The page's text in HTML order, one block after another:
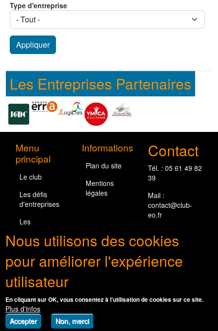
Nous utilisons des cookies
pour améliorer l'expérience
utilisateur
En cliquant sur OK, vous consentez à l'utilisation de cookies sur ce site.
Plus d'infos
Accepter
Non, merci
Type d'entreprise
Les Entreprises Partenaires
Menu
principal
Le club
Les défis
d'entreprises
Les
adhérentes
Informations
Plan du site
Mentions
légales
Contact
Tél. : 05 61 49 82
39
Mail :
contact@club-
eo.fr
Nous suivre
© Le club d'entreprises de l'ouest Toulousain